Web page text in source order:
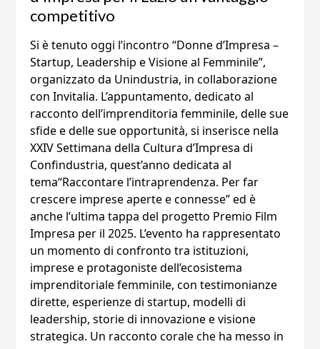
competitivo
Si è tenuto oggi l’incontro “Donne d’Impresa –
Startup, Leadership e Visione al Femminile”,
organizzato da Unindustria, in collaborazione
con Invitalia. L’appuntamento, dedicato al
racconto dell’imprenditoria femminile, delle sue
sfide e delle sue opportunità, si inserisce nella
XXIV Settimana della Cultura d’Impresa di
Confindustria, quest’anno dedicata al
tema“Raccontare l’intraprendenza. Per far
crescere imprese aperte e connesse” ed è
anche l’ultima tappa del progetto Premio Film
Impresa per il 2025. L’evento ha rappresentato
un momento di confronto tra istituzioni,
imprese e protagoniste dell’ecosistema
imprenditoriale femminile, con testimonianze
dirette, esperienze di startup, modelli di
leadership, storie di innovazione e visione
strategica. Un racconto corale che ha messo in